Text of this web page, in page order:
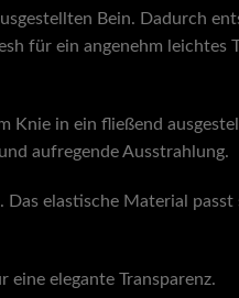
Bein. Dadurch
für ein angenehm leichtes
in ein fließend
aufregende Ausstrahlung.
elastische Material passt
elegante Transparenz.